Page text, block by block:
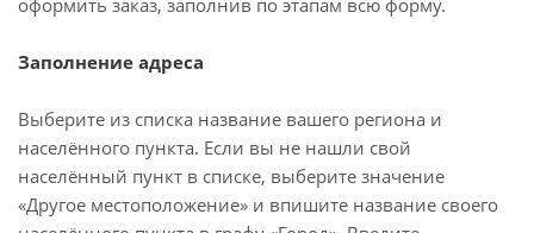
оформить заказ, заполнив по этапам всю форму.
Заполнение адреса
Выберите из списка название вашего региона и
населённого пункта. Если вы не нашли свой
населённый пункт в списке, выберите значение
«Другое местоположение» и впишите название своего